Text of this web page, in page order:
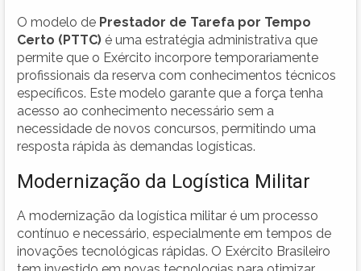
O modelo de Prestador de Tarefa por Tempo
Certo (PTTC) é uma estratégia administrativa que
permite que o Exército incorpore temporariamente
profissionais da reserva com conhecimentos técnicos
específicos. Este modelo garante que a força tenha
acesso ao conhecimento necessário sem a
necessidade de novos concursos, permitindo uma
resposta rápida às demandas logísticas.
Modernização da Logística Militar
A modernização da logística militar é um processo
contínuo e necessário, especialmente em tempos de
inovações tecnológicas rápidas. O Exército Brasileiro